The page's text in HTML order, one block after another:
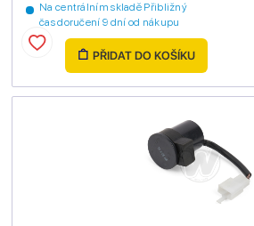
Na centrálním skladě Přibližný
čas doručení 9 dní od nákupu
PŘIDAT DO KOŠÍKU